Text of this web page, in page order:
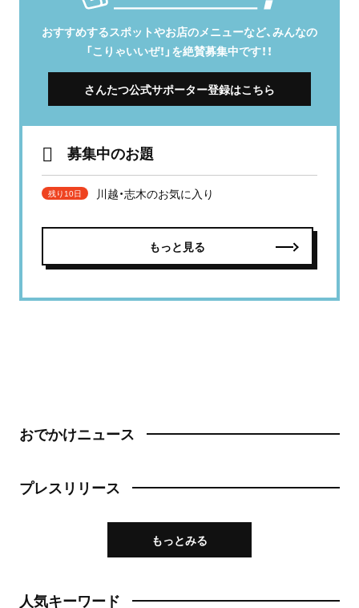
おすすめするスポットやお店のメニューなど、みんなの
「こりゃいいぜ！」を絶賛募集中です！！
さんたつ公式サポーター登録はこちら
募集中のお題
残り10日 川越・志木のお気に入り
もっと見る
おでかけニュース
プレスリリース
もっとみる
人気キーワード